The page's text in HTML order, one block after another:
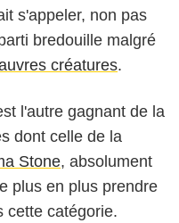
s'appeler, non pas
bredouille malgré
créatures.
l'autre gagnant de la
dont celle de la
Stone, absolument
plus en plus prendre
cette catégorie.